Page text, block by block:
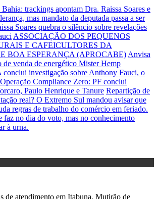
trackings apontam Dra. Raissa Soares e
mas mandato da deputada passa a ser
Soares quebra o silêncio sobre revelações
ASSOCIAÇÃO DOS PEQUENOS
E CAFEICULTORES DA
BOA ESPERANÇA (APROCABE) Anvisa
de venda de energético Mister Hemp
conclui investigação sobre Anthony Fauci, o
Operação Compliance Zero: PF conclui
Paulo Henrique e Tanure Repartição de
real? O Extremo Sul mandou avisar que
regras de trabalho do comércio em feriado.
faz no dia do voto, mas no conhecimento
à urna.